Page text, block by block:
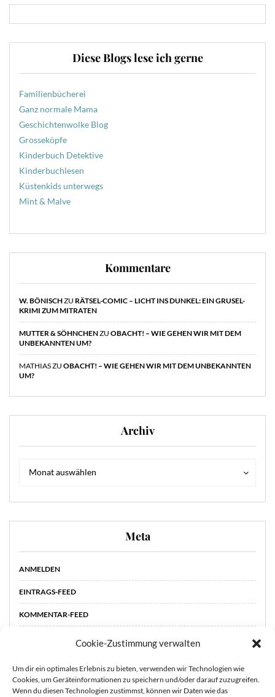
Cookie-Zustimmung verwalten
Um dir ein optimales Erlebnis zu bieten, verwenden wir Technologien wie
Cookies, um Geräteinformationen zu speichern und/oder darauf zuzugreifen.
Wenn du diesen Technologien zustimmst, können wir Daten wie das
Diese Blogs lese ich gerne
Familienbücherei
Ganz normale Mama
Geschichtenwolke Blog
Grosseköpfe
Kinderbuch Detektive
Kinderbuchlesen
Küstenkids unterwegs
Mint & Malve
Kommentare
W. BÖNISCHZU RÄTSEL-COMIC – LICHT INS DUNKEL: EIN GRUSEL-
KRIMI ZUM MITRATEN
MUTTER & SÖHNCHENZU OBACHT! – WIE GEHEN WIR MIT DEM
UNBEKANNTEN UM?
MATHIASZU OBACHT! – WIE GEHEN WIR MIT DEM UNBEKANNTEN
UM?
Archiv
Monat auswählen
Meta
ANMELDEN
EINTRAGS-FEED
KOMMENTAR-FEED